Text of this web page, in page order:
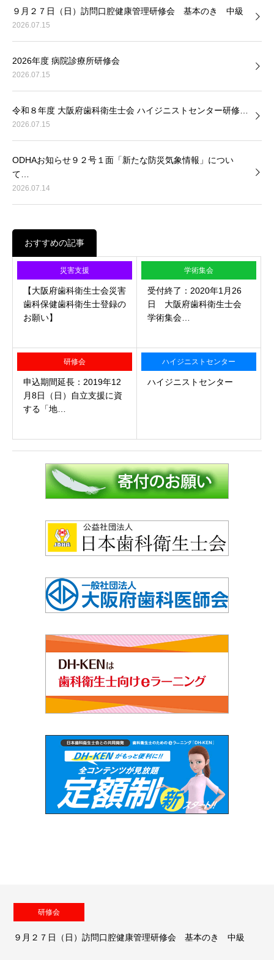
９月２７日（日）訪問口腔健康管理研修会 基本のき 中級
2026.07.15
2026年度 病院診療所研修会
2026.07.15
令和８年度 大阪府歯科衛生士会 ハイジニストセンター研修…
2026.07.15
ODHAお知らせ９２号１面「新たな防災気象情報」につい
て…
2026.07.14
おすすめの記事
災害支援
【大阪府歯科衛生士会災害
歯科保健歯科衛生士登録の
お願い】
学術集会
受付終了：2020年1月26
日 大阪府歯科衛生士会
学術集会…
研修会
申込期間延長：2019年12
月8日（日）自立支援に資
する「地…
ハイジニストセンター
ハイジニストセンター
研修会
９月２７日（日）訪問口腔健康管理研修会 基本のき 中級